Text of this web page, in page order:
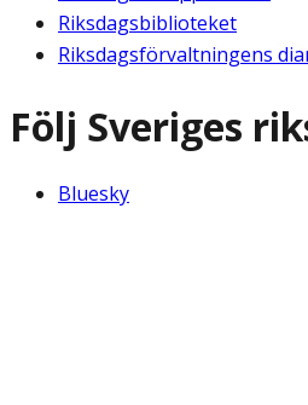
Riksdagsbiblioteket
Riksdagsförvaltningens
Följ Sveriges
Bluesky